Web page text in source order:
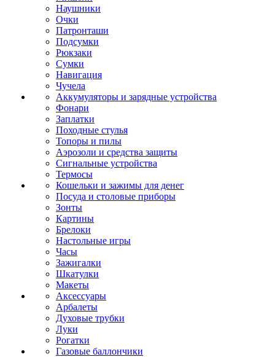
Наушники
Очки
Патронташи
Подсумки
Рюкзаки
Сумки
Навигация
Чучела
Аккумуляторы и зарядные устройства
Фонари
Заплатки
Походные стулья
Топоры и пилы
Аэрозоли и средства защиты
Сигнальные устройства
Термосы
Кошельки и зажимы для денег
Посуда и столовые приборы
Зонты
Картины
Брелоки
Настольные игры
Часы
Зажигалки
Шкатулки
Макеты
Аксессуары
Арбалеты
Духовые трубки
Луки
Рогатки
Газовые баллончики